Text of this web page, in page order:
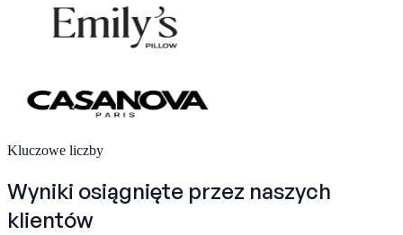
Kluczowe liczby
Wyniki osiągnięte przez naszych
klientów